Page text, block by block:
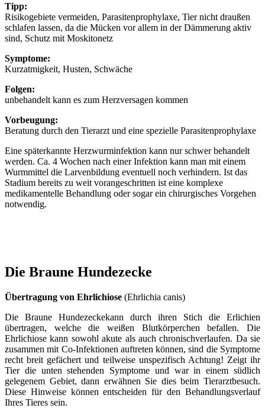
Tipp:
Risikogebiete vermeiden, Parasitenprophylaxe, Tier nicht draußen
schlafen lassen, da die Mücken vor allem in der Dämmerung aktiv
sind, Schutz mit Moskitonetz
Symptome:
Kurzatmigkeit, Husten, Schwäche
Folgen:
unbehandelt kann es zum Herzversagen kommen
Vorbeugung:
Beratung durch den Tierarzt und eine spezielle Parasitenprophylaxe
Eine späterkannte Herzwurminfektion kann nur schwer behandelt
werden. Ca. 4 Wochen nach einer Infektion kann man mit einem
Wurmmittel die Larvenbildung eventuell noch verhindern. Ist das
Stadium bereits zu weit vorangeschritten ist eine komplexe
medikamentelle Behandlung oder sogar ein chirurgisches Vorgehen
notwendig.
Die Braune Hundezecke
Übertragung von Ehrlichiose (Ehrlichia canis)
Die Braune Hundezeckekann durch ihren Stich die Erlichien
übertragen, welche die weißen Blutkörperchen befallen. Die
Ehrlichiose kann sowohl akute als auch chronischverlaufen. Da sie
zusammen mit Co-Infektionen auftreten können, sind die Symptome
recht breit gefächert und teilweise unspezifisch Achtung! Zeigt ihr
Tier die unten stehenden Symptome und war in einem südlich
gelegenem Gebiet, dann erwähnen Sie dies beim Tierarztbesuch.
Diese Hinweise können entscheiden für den Behandlungsverlauf
Ihres Tieres sein.